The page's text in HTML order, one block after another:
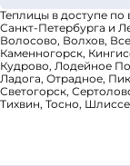
Теплицы в доступе
Санкт-Петербурга и
Волосово, Волхов,
Каменногорск,
Кудрово, Лодейное
Ладога, Отрадное,
Светогорск,
Тихвин, Тосно,